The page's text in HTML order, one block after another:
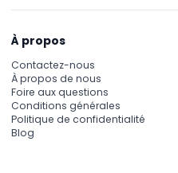
À propos
Contactez-nous
À propos de nous
Foire aux questions
Conditions générales
Politique de confidentialité
Blog